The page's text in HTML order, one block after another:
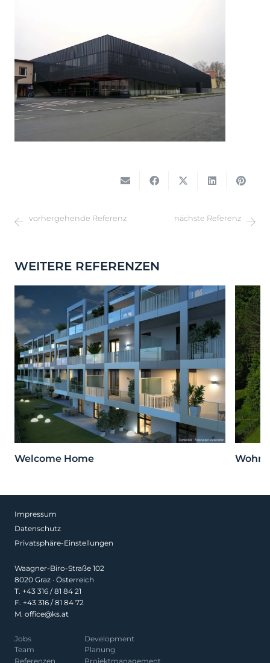
vorhergehende Referenz nächste Referenz
WEITERE REFERENZEN
Welcome Home
Impressum
Datenschutz
Privatsphäre-Einstellungen
Waagner-Biro-Straße 102
8020 Graz · Österreich
T. +43 316 / 81 84 21
F. +43 316 / 81 84 72
M. office@ks.at
Jobs
Team
Referenzen
Development
Planung
Projekt­management